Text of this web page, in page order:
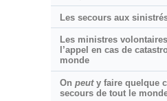
Les secours aux
Les ministres
l’appel en cas de
monde
On peuty faire quelque
secours de tout le